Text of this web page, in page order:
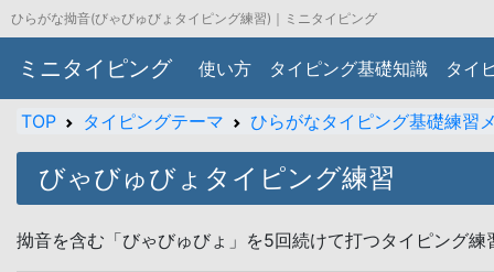
ひらがな拗音(びゃびゅびょタイピング練習)｜ミニタイピング
ミニタイピング 使い方 タイピング基礎知識 タイ
TOP タイピングテーマ ひらがなタイピング基礎練習
びゃびゅびょタイピング練習
拗音を含む「びゃびゅびょ」を5回続けて打つタイピング練